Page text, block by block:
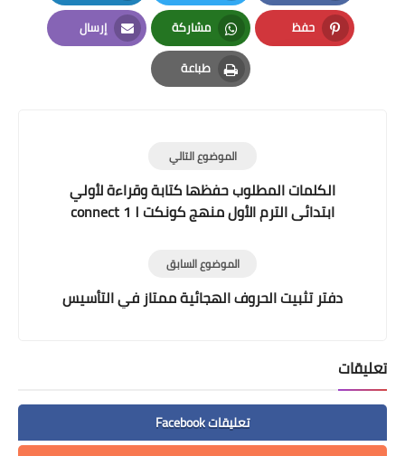
Facebook
Twitter
LinkedIn
حفظ
Pinterest
مشاركة
Whatsapp
إرسال
Email
طباعة
Print
الموضوع التالي
الكلمات المطلوب حفظها كتابة وقراءة لأولي
ابتدائى الترم الأول منهج كونكت ١ connect 1
الموضوع السابق
دفتر تثبيت الحروف الهجائية ممتاز في التأسيس
تعليقات
تعليقات Facebook